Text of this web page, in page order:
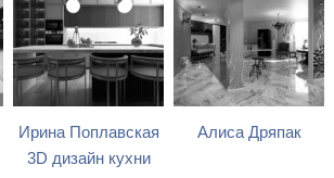
Ирина Поплавская
3D дизайн кухни
Алиса Дряпак